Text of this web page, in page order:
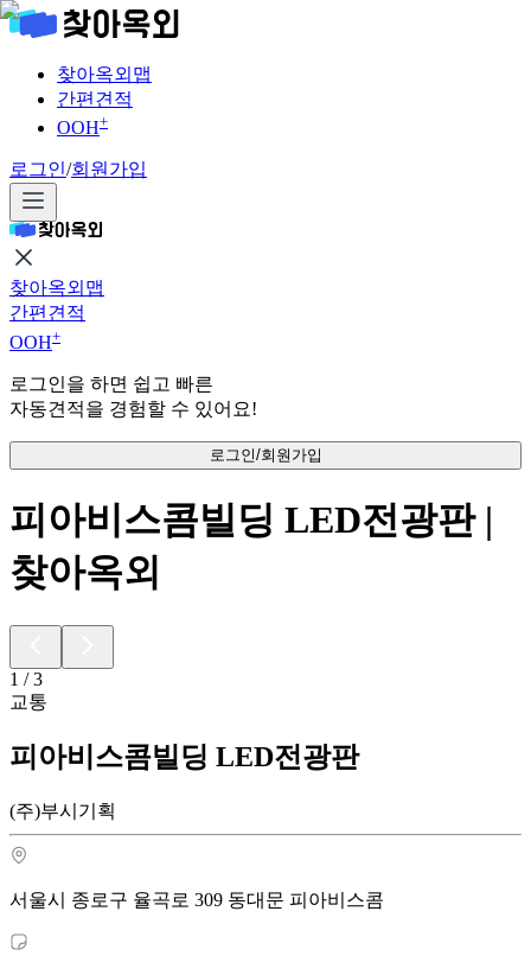
찾아옥외맵
간편견적
OOH+
로그인/회원가입
찾아옥외맵
간편견적
OOH+
로그인을 하면 쉽고 빠른
자동견적을 경험할 수 있어요!
로그인/회원가입
피아비스콤빌딩 LED전광판 |
찾아옥외
1 /3
교통
피아비스콤빌딩 LED전광판
(주)부시기획
서울시 종로구 율곡로 309 동대문 피아비스콤